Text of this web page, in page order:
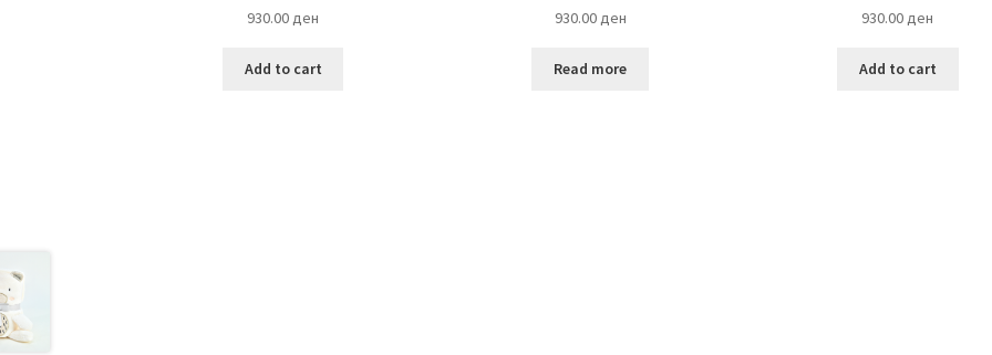
930.00ден
Add to cart
930.00ден
Read more
930.00ден
Add to cart